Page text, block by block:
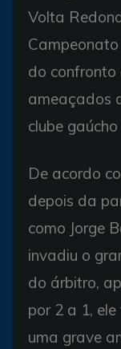
Volta
do confronto
ameaçados
clube
De acordo
depois da
como Jorge
invadiu o
do árbitro,
por 2 a 1,
uma grave